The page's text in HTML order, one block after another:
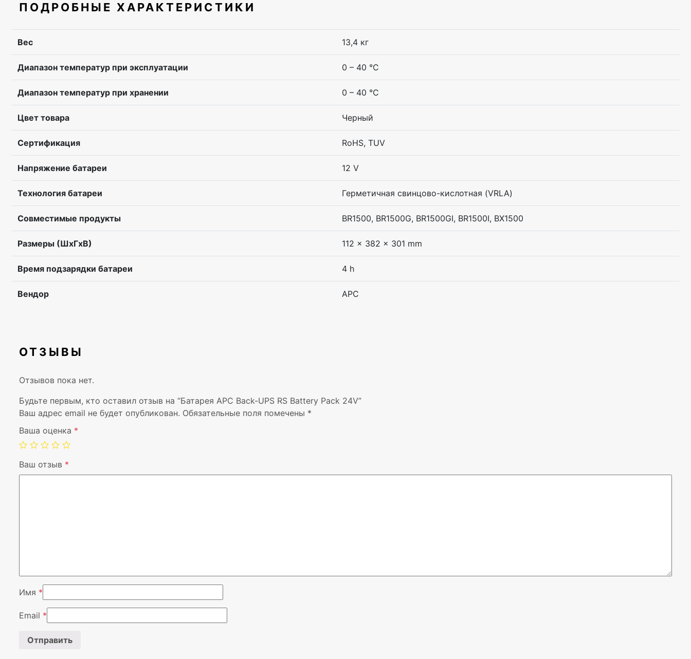
ПОДРОБНЫЕ ХАРАКТЕРИСТИКИ
Вес 13,4 кг
Диапазон температур при эксплуатации 0 – 40 °C
Диапазон температур при хранении 0 – 40 °C
Цвет товара Черный
Сертификация RoHS, TUV
Напряжение батареи 12 V
Технология батареи Герметичная свинцово-кислотная (VRLA)
Совместимые продукты BR1500, BR1500G, BR1500GI, BR1500I, BX1500
Размеры (ШхГхВ) 112 x 382 x 301 mm
Время подзарядки батареи 4 h
Вендор APC
ОТЗЫВЫ
Отзывов пока нет.
Будьте первым, кто оставил отзыв на “Батарея APC Back-UPS RS Battery Pack 24V”
Ваш адрес email не будет опубликован. Обязательные поля помечены *
Ваша оценка *
Ваш отзыв *
Имя *
Email *